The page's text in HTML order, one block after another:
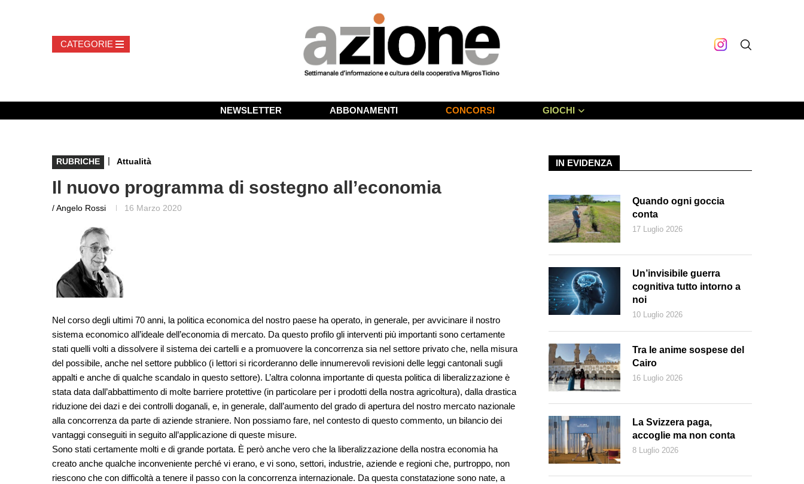
NEWSLETTER ABBONAMENTI CONCORSI GIOCHI
RUBRICHE | Attualità
Il nuovo programma di sostegno all’economia
/ Angelo Rossi 16 Marzo 2020
Nel corso degli ultimi 70 anni, la politica economica del nostro paese ha operato, in generale, per avvicinare il nostro
sistema economico all’ideale dell’economia di mercato. Da questo profilo gli interventi più importanti sono certamente
stati quelli volti a dissolvere il sistema dei cartelli e a promuovere la concorrenza sia nel settore privato che, nella misura
del possibile, anche nel settore pubblico (i lettori si ricorderanno delle innumerevoli revisioni delle leggi cantonali sugli
appalti e anche di qualche scandalo in questo settore). L’altra colonna importante di questa politica di liberalizzazione è
stata data dall’abbattimento di molte barriere protettive (in particolare per i prodotti della nostra agricoltura), dalla drastica
riduzione dei dazi e dei controlli doganali, e, in generale, dall’aumento del grado di apertura del nostro mercato nazionale
alla concorrenza da parte di aziende straniere. Non possiamo fare, nel contesto di questo commento, un bilancio dei
vantaggi conseguiti in seguito all’applicazione di queste misure.
Sono stati certamente molti e di grande portata. È però anche vero che la liberalizzazione della nostra economia ha
creato anche qualche inconveniente perché vi erano, e vi sono, settori, industrie, aziende e regioni che, purtroppo, non
riescono che con difficoltà a tenere il passo con la concorrenza internazionale. Da questa constatazione sono nate, a
IN EVIDENZA
Quando ogni goccia
conta
17 Luglio 2026
Un’invisibile guerra
cognitiva tutto intorno a
noi
10 Luglio 2026
Tra le anime sospese del
Cairo
16 Luglio 2026
La Svizzera paga,
accoglie ma non conta
8 Luglio 2026